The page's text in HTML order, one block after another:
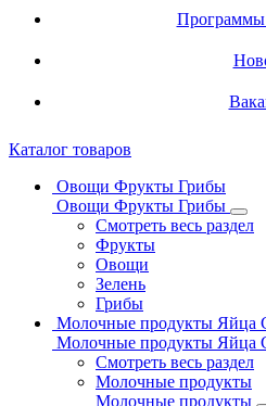
Программы
Каталог товаров
Овощи Фрукты Грибы
Овощи Фрукты Грибы
Смотреть весь раздел
Фрукты
Овощи
Зелень
Грибы
Молочные продукты Яйца
Молочные продукты Яйца
Смотреть весь раздел
Молочные продукты
Молочные продукты